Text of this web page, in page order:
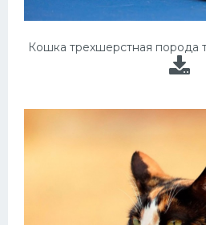
Кошка трехшерстная порода